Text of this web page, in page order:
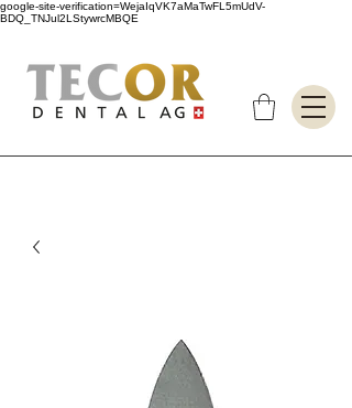
google-site-verification=WejaIqVK7aMaTwFL5mUdV-
BDQ_TNJul2LStywrcMBQE